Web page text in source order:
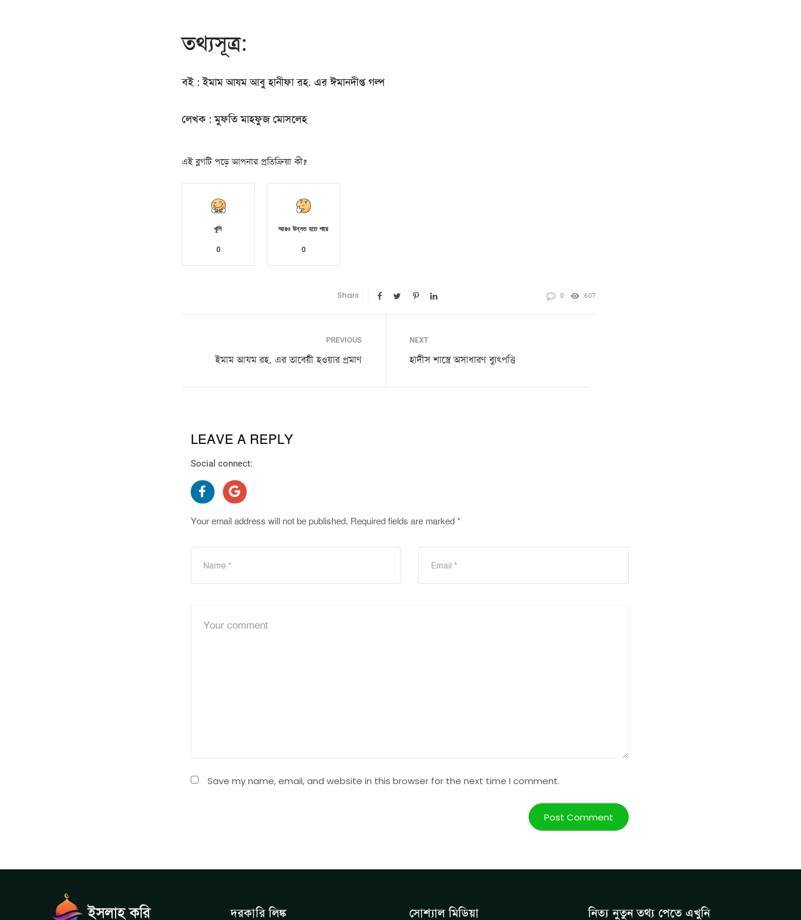
তথ্যসূত্র:
বই : ইমাম আযম আবু হানীফা রহ. এর ঈমানদীপ্ত গল্প
লেখক : মুফতি মাহফুজ মোসলেহ
এই ব্লগটি পড়ে আপনার প্রতিক্রিয়া কী?
খুশি
0
আরও উন্নত হতে পারে
0
0 607
Sharii
PREVIOUS
ইমাম আযম রহ. এর তাবেয়ী হওয়ার প্রমাণ
NEXT
হাদীস শাস্ত্রে অসাধারণ ব্যুৎপত্তি
LEAVE A REPLY
Social connect:
Your email address will not be published. Required fields are marked *
Save my name, email, and website in this browser for the next time I comment.
দরকারি লিঙ্ক সোশ্যাল মিডিয়া নিত্য নুতুন তথ্য পেতে এখুনি